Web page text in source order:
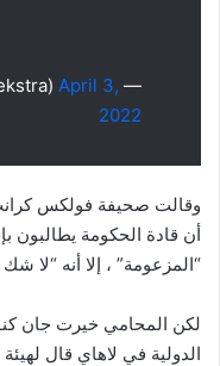
— Wopke Hoekstra (@WBHoekstra)
April 3,
2022
وقالت صحيفة فولكس
أن قادة الحكومة يطالبون
“المزعومة” ، إلا أنه “لا
لكن المحامي خيرت جان
الدولية في لاهاي قال